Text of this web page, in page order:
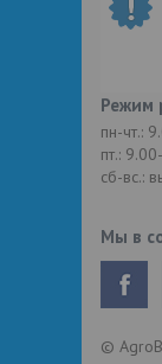
Режим
пн-чт.:
пт.:
сб-вс.:
Мы в
©